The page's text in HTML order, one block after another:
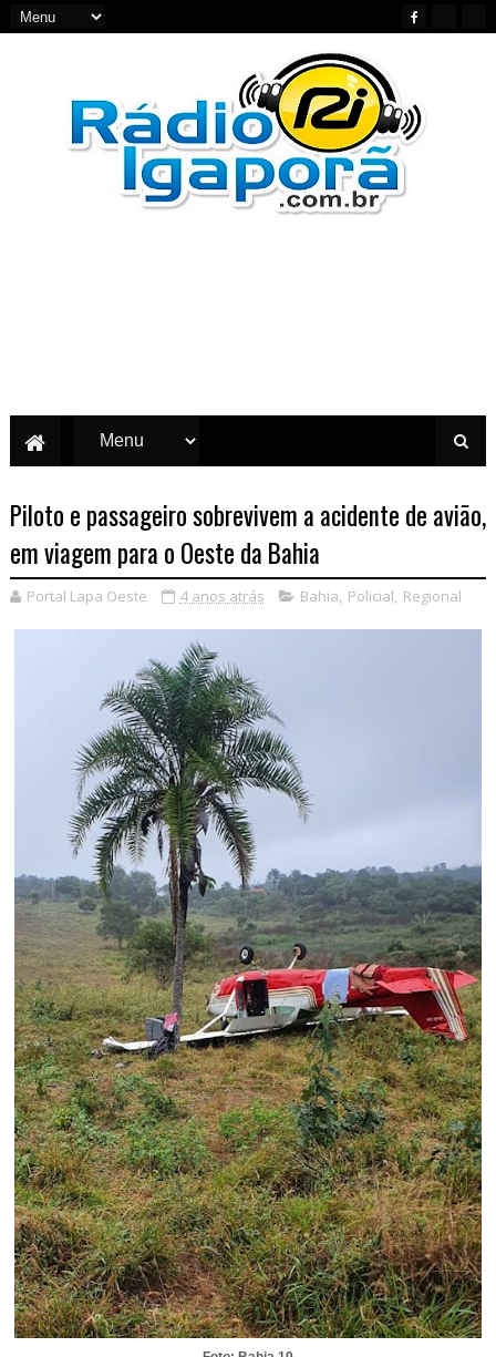
Piloto e passageiro sobrevivem a acidente de avião,
em viagem para o Oeste da Bahia
Portal Lapa Oeste 4 anos atrás Bahia, Policial, Regional